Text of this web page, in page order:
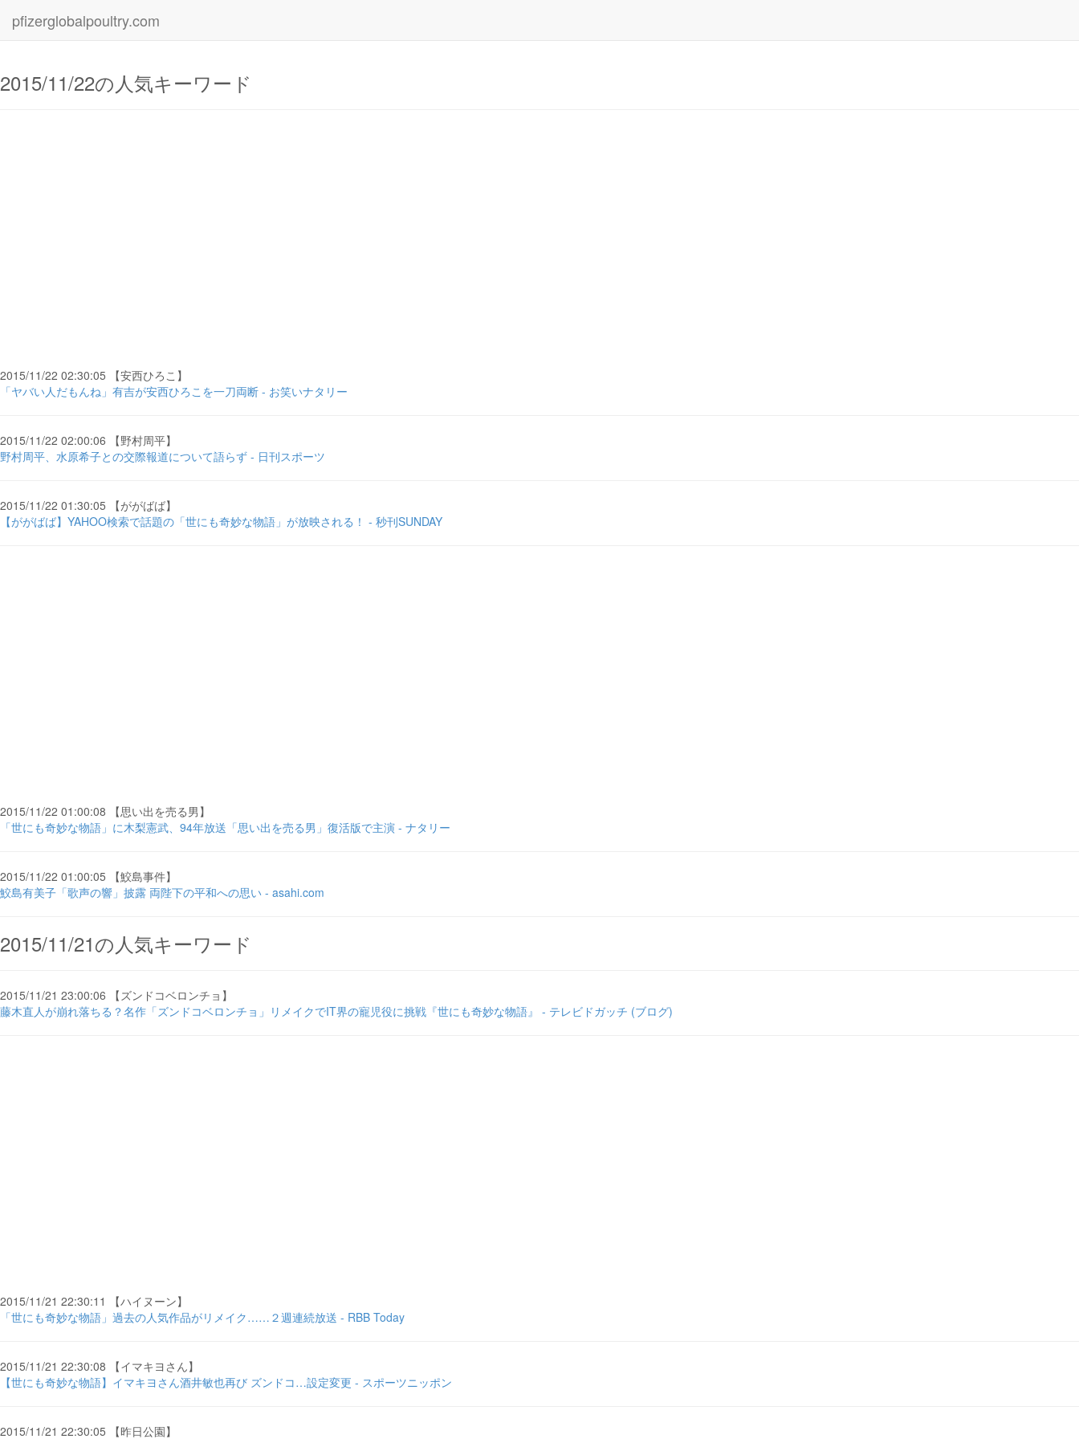
pfizerglobalpoultry.com
2015/11/22の人気キーワード
2015/11/22 02:30:05 【安西ひろこ】
「ヤバい人だもんね」有吉が安西ひろこを一刀両断 - お笑いナタリー
2015/11/22 02:00:06 【野村周平】
野村周平、水原希子との交際報道について語らず - 日刊スポーツ
2015/11/22 01:30:05 【ががばば】
【ががばば】YAHOO検索で話題の「世にも奇妙な物語」が放映される！ - 秒刊SUNDAY
2015/11/22 01:00:08 【思い出を売る男】
「世にも奇妙な物語」に木梨憲武、94年放送「思い出を売る男」復活版で主演 - ナタリー
2015/11/22 01:00:05 【鮫島事件】
鮫島有美子「歌声の響」披露 両陛下の平和への思い - asahi.com
2015/11/21の人気キーワード
2015/11/21 23:00:06 【ズンドコベロンチョ】
藤木直人が崩れ落ちる？名作「ズンドコベロンチョ」リメイクでIT界の寵児役に挑戦『世にも奇妙な物語』 - テレビドガッチ (ブログ)
2015/11/21 22:30:11 【ハイヌーン】
「世にも奇妙な物語」過去の人気作品がリメイク……２週連続放送 - RBB Today
2015/11/21 22:30:08 【イマキヨさん】
【世にも奇妙な物語】イマキヨさん酒井敏也再び ズンドコ…設定変更 - スポーツニッポン
2015/11/21 22:30:05 【昨日公園】